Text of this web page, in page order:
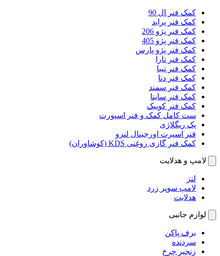
کمک فنر ال 90
کمک فنر پراید
کمک فنر پژو 206
کمک فنر پژو 405
کمک فنر پژو پارس
کمک فنر تارا
کمک فنر تیبا
کمک فنر دنا
کمک فنر سمند
کمک فنر ساینا
کمک فنر کوییک
ست کامل کمک و فنر اسپورت
پک ریگلاژی
فنر اسپرت اورجینال لنزو
کمک فنر گازی روغنی KDS (کوشاوران)
لامپ و هدلایت
لنز
لامپ سوپر زرد
هدلایت
لوازم جانبی
برف پاکن
سردنده
زنجیر چرخ